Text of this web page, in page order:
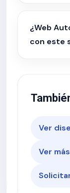
¿Web
con este
Ver
Ver